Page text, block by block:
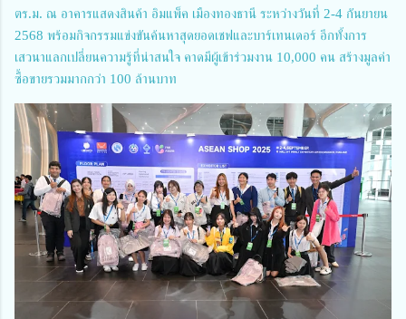
ตร.ม. ณ อาคารแสดงสินค้า อิมแพ็ค เมืองทองธานี ระหว่างวันที่ 2-4 กันยายน
2568 พร้อมกิจกรรมแข่งขันค้นหาสุดยอดเชฟและบาร์เทนเดอร์ อีกทั้งการ
เสวนาแลกเปลี่ยนความรู้ที่น่าสนใจ คาดมีผู้เข้าร่วมงาน 10,000 คน สร้างมูลค่า
ซื้อขายรวมมากกว่า 100 ล้านบาท